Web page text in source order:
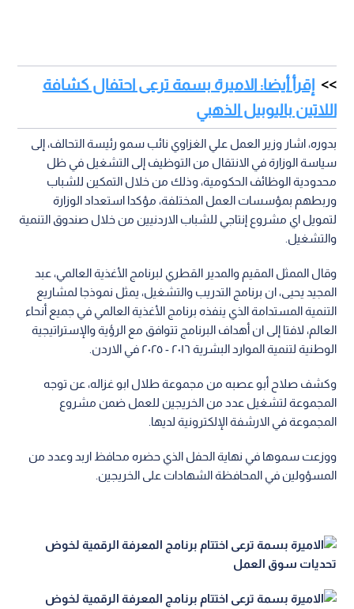
إقرأ أيضا: الاميرة بسمة ترعى احتفال كشافة
اللاتين باليوبيل الذهبي
بدوره، اشار وزير العمل علي الغزاوي نائب سمو رئيسة التحالف، إلى
سياسة الوزارة في الانتقال من التوظيف إلى التشغيل في ظل
محدودية الوظائف الحكومية، وذلك من خلال التمكين للشباب
وربطهم بمؤسسات العمل المختلفة، مؤكدا استعداد الوزارة
لتمويل اي مشروع إنتاجي للشباب الاردنيين من خلال صندوق التنمية
والتشغيل.
وقال الممثل المقيم والمدير القطري لبرنامج الأغذية العالمي، عبد
المجيد يحيى، ان برنامج التدريب والتشغيل، يمثل نموذجا لمشاريع
التنمية المستدامة الذي ينفذه برنامج الأغذية العالمي في جميع أنحاء
العالم، لافتا إلى ان أهداف البرنامج تتوافق مع الرؤية والإستراتيجية
الوطنية لتنمية الموارد البشرية ٢٠١٦ - ٢٠٢٥ في الاردن.
وكشف صلاح أبو عصبه من مجموعة طلال ابو غزاله، عن توجه
المجموعة لتشغيل عدد من الخريجين للعمل ضمن مشروع
المجموعة في الارشفة الإلكترونية لديها.
ووزعت سموها في نهاية الحفل الذي حضره محافظ اربد وعدد من
المسؤولين في المحافظة الشهادات على الخريجين.